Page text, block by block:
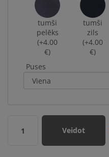
tumši
pelēks
(+4.00
€)
tumši
zils
(+4.00
€)
Puses
1 Veidot